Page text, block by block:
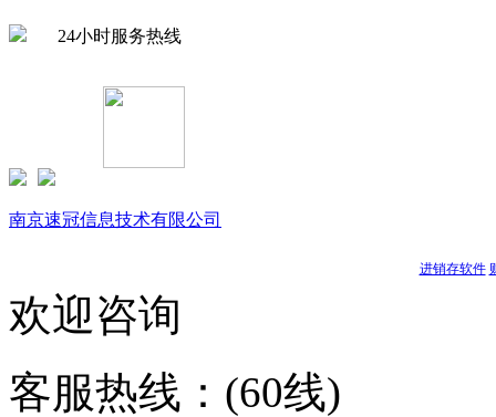
24小时服务热线
南京速冠信息技术有限公司
进销存软件
欢迎咨询
客服热线：(60线)